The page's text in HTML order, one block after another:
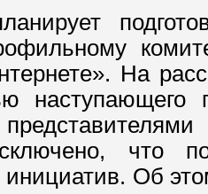
На
что
инициатив. Об